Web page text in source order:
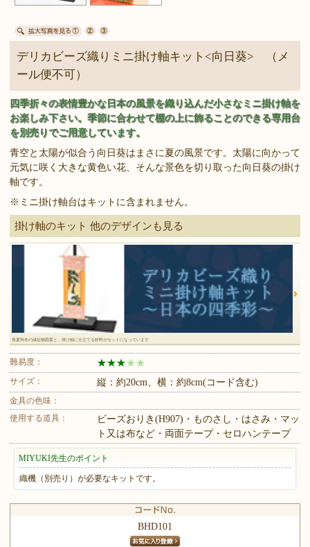
デリカビーズ織りミニ掛け軸キット<向日葵> （メ
ール便不可）
四季折々の表情豊かな日本の風景を織り込んだ小さなミニ掛け軸を
お楽しみ下さい。季節に合わせて棚の上に飾ることのできる専用台
を別売りでご用意しています。
青空と太陽が似合う向日葵はまさに夏の風景です。太陽に向かって
元気に咲く大きな黄色い花、そんな景色を切り取った向日葵の掛け
軸です。
※ミニ掛け軸台はキットに含まれません。
掛け軸のキット 他のデザインも見る
春夏秋冬の縁起物図案と、掛け軸に仕立てる材料がセットになっています
難易度： ★★★ ★ ★
サイズ： 縦：約20cm、横：約8cm(コード含む)
金具の色味：
使用する道具：
ビーズおりき(H907)・ものさし・はさみ・マッ
ト又は布など・両面テープ・セロハンテープ
MIYUKI先生のポイント
織機（別売り）が必要なキットです。
BHD101